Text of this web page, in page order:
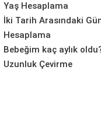
Yaş Hesaplama
İki Tarih Arasındaki Gün
Hesaplama
Bebeğim kaç aylık
Uzunluk Çevirme